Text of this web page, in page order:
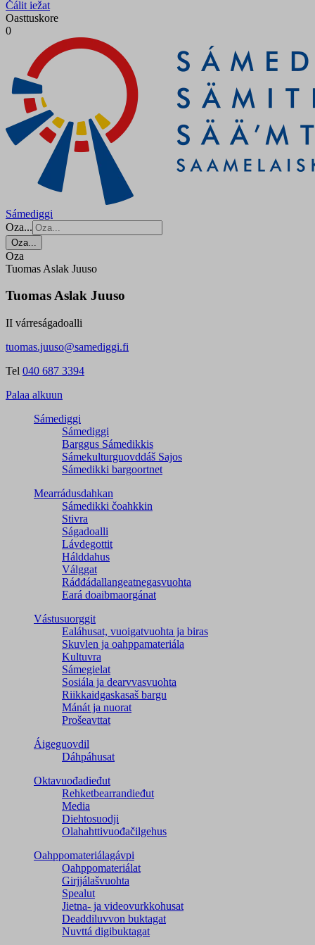
Čálit iežat
Oasttuskore
0
Sámediggi
Oza...
Oza...
Oza
Tuomas Aslak Juuso
Tuomas Aslak Juuso
II várreságadoalli
tuomas.juuso@samediggi.fi
Tel 040 687 3394
Palaa alkuun
Sámediggi
Sámediggi
Barggus Sámedikkis
Sámekulturguovddáš Sajos
Sámedikki bargoortnet
Mearrádusdahkan
Sámedikki čoahkkin
Stivra
Ságadoalli
Lávdegottit
Hálddahus
Válggat
Ráđđádallangeatnegas­vuohta
Eará doaibmaorgánat
Vástusuorggit
Ealáhusat, vuoigatvuohta ja biras
Skuvlen ja oahppamateriála
Kultuvra
Sámegielat
Sosiála ja dearvvasvuohta
Riikkaidgaskasaš bargu
Mánát ja nuorat
Prošeavttat
Áigeguovdil
Dáhpáhusat
Oktavuođadieđut
Rehketbearrandieđut
Media
Diehtosuodji
Olahahttivuođačilgehus
Oahppomateriálagávpi
Oahppomateriálat
Girjjálašvuohta
Spealut
Jietna- ja videovurkkohusat
Deaddiluvvon buktagat
Nuvttá digibuktagat